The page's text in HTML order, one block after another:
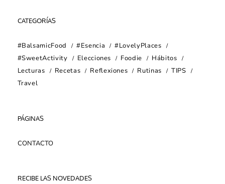
CATEGORÍAS
#BalsamicFood #Esencia
#LovelyPlaces
#SweetActivity
Elecciones Foodie
Hábitos
Lecturas
Recetas Reflexiones Rutinas
TIPS
Travel
PÁGINAS
CONTACTO
RECIBE LAS NOVEDADES